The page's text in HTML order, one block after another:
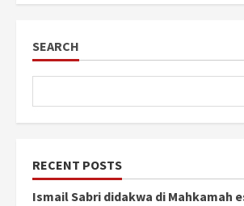
SEARCH
RECENT POSTS
Ismail Sabri didakwa di Mahkamah